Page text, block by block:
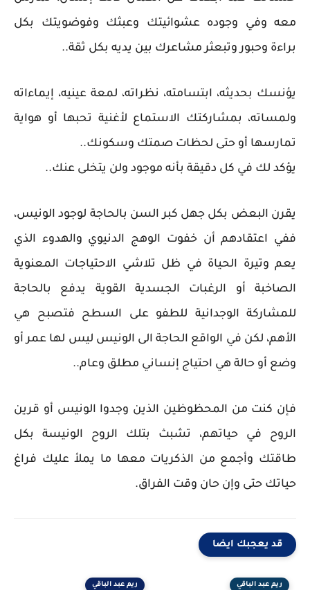
معه وفي وجوده عشوائيتك وعبثك وفوضويتك بكل
براءة وحبور وتبعثر مشاعرك بين يديه بكل ثقة..
يؤنسك بحديثه، ابتسامته، نظراته، لمعة عينيه، إيماءاته
ولمساته، بمشاركتك الاستماع لأغنية تحبها أو هواية
تمارسها أو حتى لحظات صمتك وسكونك..
يؤكد لك في كل دقيقة بأنه موجود ولن يتخلى عنك..
يقرن البعض بكل جهل كبر السن بالحاجة لوجود الونيس،
ففي اعتقادهم أن خفوت الوهج الدنيوي والهدوء الذي
يعم وتيرة الحياة في ظل تلاشي الاحتياجات المعنوية
الصاخبة أو الرغبات الجسدية القوية يدفع بالحاجة
للمشاركة الوجدانية للطفو على السطح فتصبح هي
الأهم، لكن في الواقع الحاجة الى الونيس ليس لها عمر أو
وضع أو حالة هي احتياج إنساني مطلق وعام..
فإن كنت من المحظوظين الذين وجدوا الونيس أو قرين
الروح في حياتهم، تشبث بتلك الروح الونيسة بكل
طاقتك وأجمع من الذكريات معها ما يملأ عليك فراغ
حياتك حتى وإن حان وقت الفراق.
قد يعجبك ايضا
ريم عبد الباقي ريم عبد الباقي